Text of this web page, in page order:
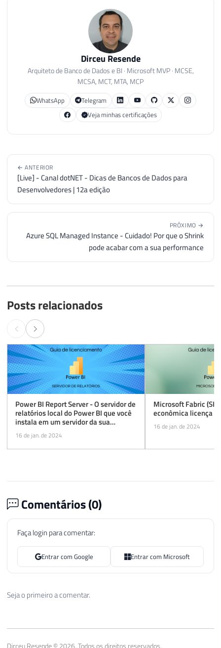
Dirceu Resende
Arquiteto de Banco de Dados e BI · Microsoft MVP · MCSE,
MCSA, MCT, MTA, MCP
WhatsApp
Telegram
Veja minhas certificações
← ANTERIOR
[Live] - Canal dotNET - Dicas de Bancos de Dados para
Desenvolvedores | 12a edição
PRÓXIMO →
Azure SQL Managed Instance - Cuidado! Por que o Shrink
pode acabar com a sua performance
Posts relacionados
Power BI Report Server - O servidor de
relatórios local do Power BI que você
instala em um servidor da sua
empresa
16 de jan. de 2024
Microsoft Fabric
econômica licença
16 de jan. de 2024
Comentários (0)
Faça login para comentar:
Entrar com Google Entrar com Microsoft
Seja o primeiro a comentar.
Dirceu Resende © 2026. Todos os direitos reservados.